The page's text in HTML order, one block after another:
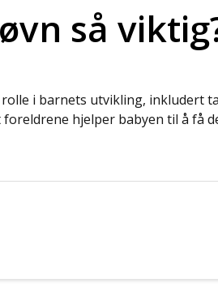
så
i barnets utvikling, inkludert
hjelper babyen til å få